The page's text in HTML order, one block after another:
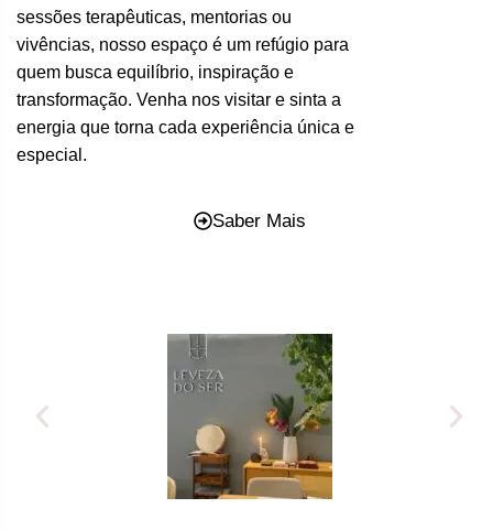
sessões terapêuticas, mentorias ou
vivências, nosso espaço é um refúgio para
quem busca equilíbrio, inspiração e
transformação. Venha nos visitar e sinta a
energia que torna cada experiência única e
especial.
Saber Mais